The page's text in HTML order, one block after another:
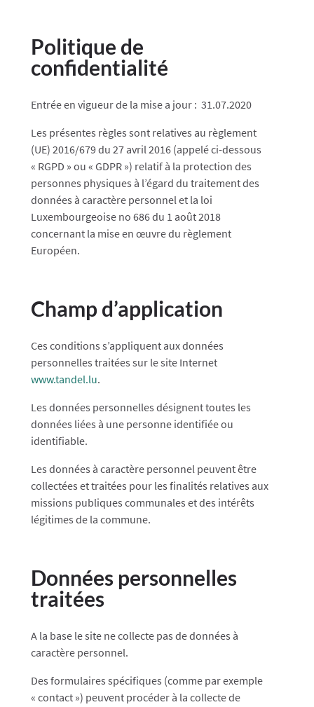
Politique de
confidentialité
Entrée en vigueur de la mise a jour : 31.07.2020
Les présentes règles sont relatives au règlement
(UE) 2016/679 du 27 avril 2016 (appelé ci-dessous
« RGPD » ou « GDPR ») relatif à la protection des
personnes physiques à l’égard du traitement des
données à caractère personnel et la loi
Luxembourgeoise no 686 du 1 août 2018
concernant la mise en œuvre du règlement
Européen.
Champ d’application
Ces conditions s’appliquent aux données
personnelles traitées sur le site Internet
www.tandel.lu.
Les données personnelles désignent toutes les
données liées à une personne identifiée ou
identifiable.
Les données à caractère personnel peuvent être
collectées et traitées pour les finalités relatives aux
missions publiques communales et des intérêts
légitimes de la commune.
Données personnelles
traitées
A la base le site ne collecte pas de données à
caractère personnel.
Des formulaires spécifiques (comme par exemple
« contact ») peuvent procéder à la collecte de